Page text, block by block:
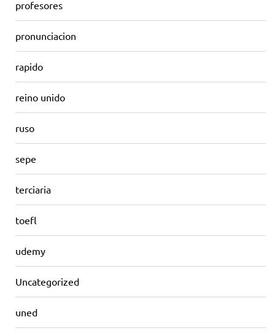
profesores
pronunciacion
rapido
reino unido
ruso
sepe
terciaria
toefl
udemy
Uncategorized
uned